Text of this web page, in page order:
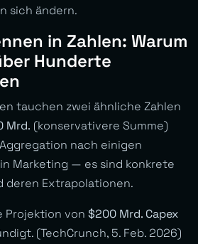
sich ändern.
in Zahlen: Warum
Hunderte
tauchen zwei ähnliche Zahlen
Mrd. (konservativere Summe)
nach einigen
Marketing — es sind konkrete
deren Extrapolationen.
Projektion von $200 Mrd. Capex
(TechCrunch, 5. Feb. 2026)